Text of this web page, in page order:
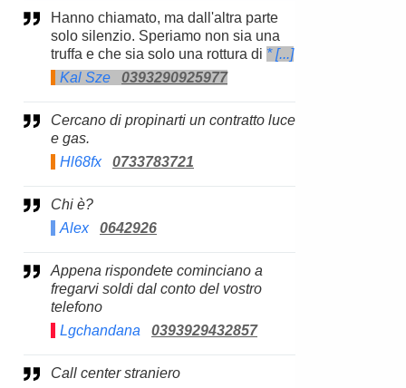
Hanno chiamato, ma dall'altra parte
solo silenzio. Speriamo non sia una
truffa e che sia solo una rottura di * [...]
Kal Sze
0393290925977
Cercano di propinarti un contratto luce
e gas.
Hl68fx
0733783721
Chi è?
Alex
0642926
Appena rispondete cominciano a
fregarvi soldi dal conto del vostro
telefono
Lgchandana
0393929432857
Call center straniero